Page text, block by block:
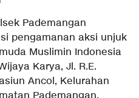
Pademangan
pengamanan aksi unjuk
Muslimin Indonesia
Karya, Jl. R.E.
Ancol, Kelurahan